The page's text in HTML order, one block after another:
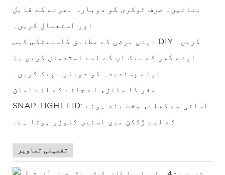
بنائیں۔ صرف ٹوکری کو دوبارہ بھرنے کے قابل
اور استعمال کریں۔
اپنی مرضی کے مطابق کاسمیٹکس کیس DIY کریں۔
اپنے گھر کے میک اپ کے لیے استعمال کریں یا
اپنے پسندیدہ کو دوبارہ پیک کریں۔
سفر کا سائز، لے جانے کے لئے آسان
SNAP-TIGHT LID: آسانی سے کھلے، سخت بند ہونے
کے لیے ڑککن میں اسنیپ کلوزر ہوتا ہے۔
تفصیلی تصاویر